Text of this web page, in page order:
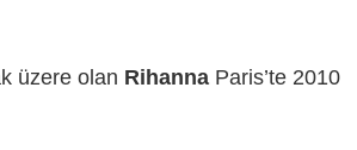
üzere olan Rihanna Paris’te 2010